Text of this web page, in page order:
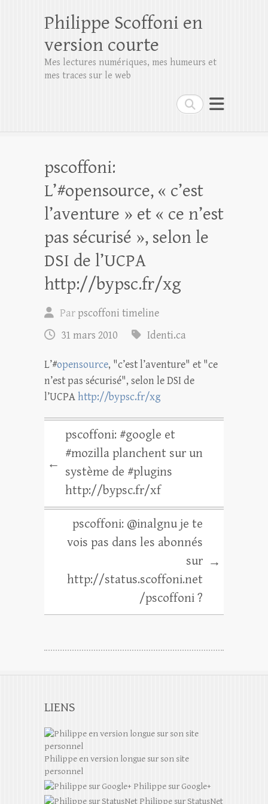
Rechercher
Philippe Scoffoni en
version courte
Mes lectures numériques, mes humeurs et
mes traces sur le web
pscoffoni:
L’#opensource, « c’est
l’aventure » et « ce n’est
pas sécurisé », selon le
DSI de l’UCPA
http://bypsc.fr/xg
Par pscoffoni timeline
31 mars 2010
Identi.ca
L’#opensource, "c’est l’aventure" et "ce
n’est pas sécurisé", selon le DSI de
l’UCPAhttp://bypsc.fr/xg
←
pscoffoni: #google et
#mozilla planchent sur un
système de #plugins
http://bypsc.fr/xf
pscoffoni: @inalgnu je te
vois pas dans les abonnés
sur
http://status.scoffoni.net
/pscoffoni ?
→
LIENS
Philippe en version longue sur son site
personnel
Philippe sur Google+
Philippe sur StatusNet